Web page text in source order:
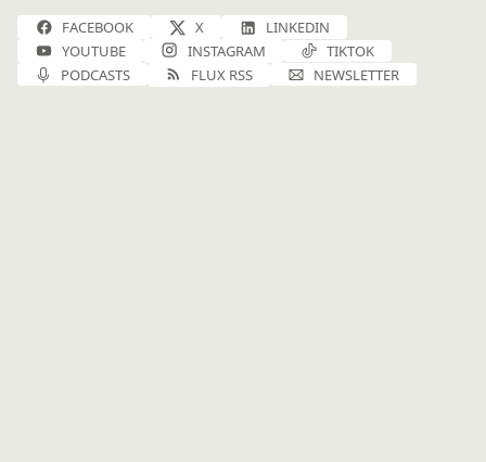
FACEBOOK X
LINKEDIN
YOUTUBE
INSTAGRAM
TIKTOK
PODCASTS
FLUX RSS NEWSLETTER